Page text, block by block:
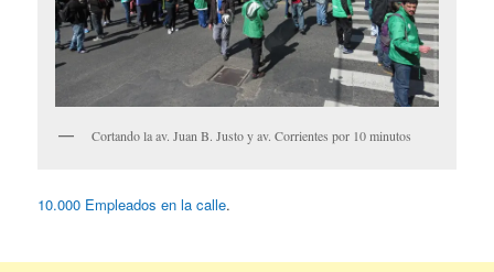
Cortando la av. Juan B. Justo y av. Corrientes por 10 minutos
10.000 Empleados en la calle.